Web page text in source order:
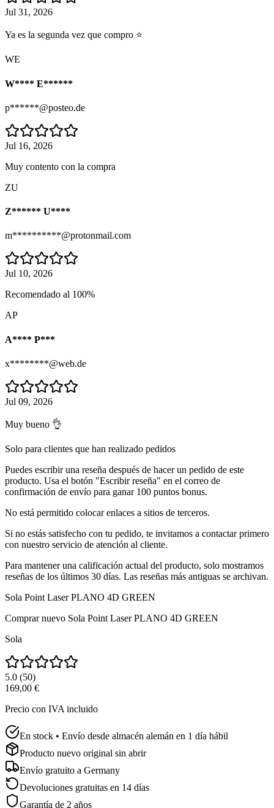
Jul 31, 2026
Ya es la segunda vez que compro ⭐
WE
W**** E******
p******@posteo.de
Jul 16, 2026
Muy contento con la compra
ZU
Z****** U****
m**********@protonmail.com
Jul 10, 2026
Recomendado al 100%
AP
A**** P***
x********@web.de
Jul 09, 2026
Muy bueno 👌
Solo para clientes que han realizado pedidos
Puedes escribir una reseña después de hacer un pedido de este
producto. Usa el botón "Escribir reseña" en el correo de
confirmación de envío para ganar 100 puntos bonus.
No está permitido colocar enlaces a sitios de terceros.
Si no estás satisfecho con tu pedido, te invitamos a contactar primero
con nuestro servicio de atención al cliente.
Para mantener una calificación actual del producto, solo mostramos
reseñas de los últimos 30 días. Las reseñas más antiguas se archivan.
Sola Point Laser PLANO 4D GREEN
Comprar nuevo Sola Point Laser PLANO 4D GREEN
Sola
5.0 (50)
169,00 €
Precio con IVA incluido
En stock • Envío desde almacén alemán en 1 día hábil
Producto nuevo original sin abrir
Envío gratuito a Germany
Devoluciones gratuitas en 14 días
Garantía de 2 años